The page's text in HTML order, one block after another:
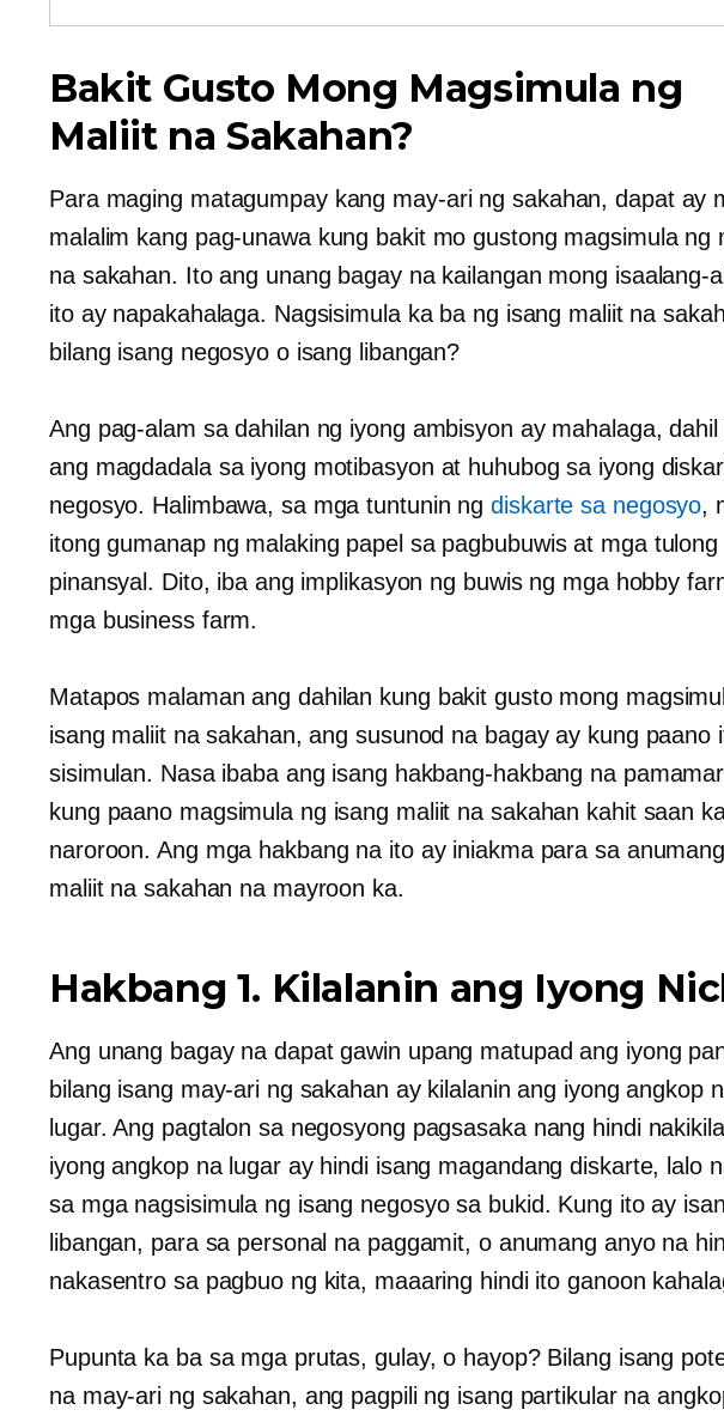
Bakit Gusto Mong Magsimula ng
Maliit na Sakahan?
Para maging matagumpay kang may-ari ng sakahan, dapat ay
malalim kang pag-unawa kung bakit mo gustong magsimula ng
na sakahan. Ito ang unang bagay na kailangan mong isaalang-
ito ay napakahalaga. Nagsisimula ka ba ng isang maliit na
bilang isang negosyo o isang libangan?
Ang pag-alam sa dahilan ng iyong ambisyon ay mahalaga, dahil
ang magdadala sa iyong motibasyon at huhubog sa iyong
negosyo. Halimbawa, sa mga tuntunin ngdiskarte sa negosyo,
itong gumanap ng malaking papel sa pagbubuwis at mga tulong
pinansyal. Dito, iba ang implikasyon ng buwis ng mga hobby
mga business farm.
Matapos malaman ang dahilan kung bakit gusto mong
isang maliit na sakahan, ang susunod na bagay ay kung paano
sisimulan. Nasa ibaba ang isang hakbang-hakbang na
kung paano magsimula ng isang maliit na sakahan kahit saan
naroroon. Ang mga hakbang na ito ay iniakma para sa
maliit na sakahan na mayroon ka.
Hakbang 1. Kilalanin ang Iyong
Ang unang bagay na dapat gawin upang matupad ang iyong
bilang isang may-ari ng sakahan ay kilalanin ang iyong angkop
lugar. Ang pagtalon sa negosyong pagsasaka nang hindi
iyong angkop na lugar ay hindi isang magandang diskarte, lalo
sa mga nagsisimula ng isang negosyo sa bukid. Kung ito ay
libangan, para sa personal na paggamit, o anumang anyo na
nakasentro sa pagbuo ng kita, maaaring hindi ito ganoon
Pupunta ka ba sa mga prutas, gulay, o hayop? Bilang isang
na may-ari ng sakahan, ang pagpili ng isang partikular na